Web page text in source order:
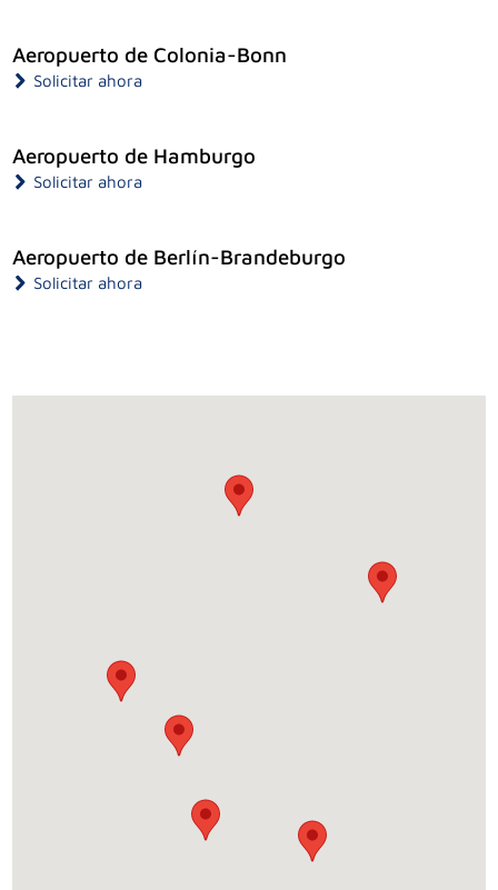
Aeropuerto de Colonia-Bonn
Solicitar ahora
Aeropuerto de Hamburgo
Solicitar ahora
Aeropuerto de Berlín-Brandeburgo
Solicitar ahora